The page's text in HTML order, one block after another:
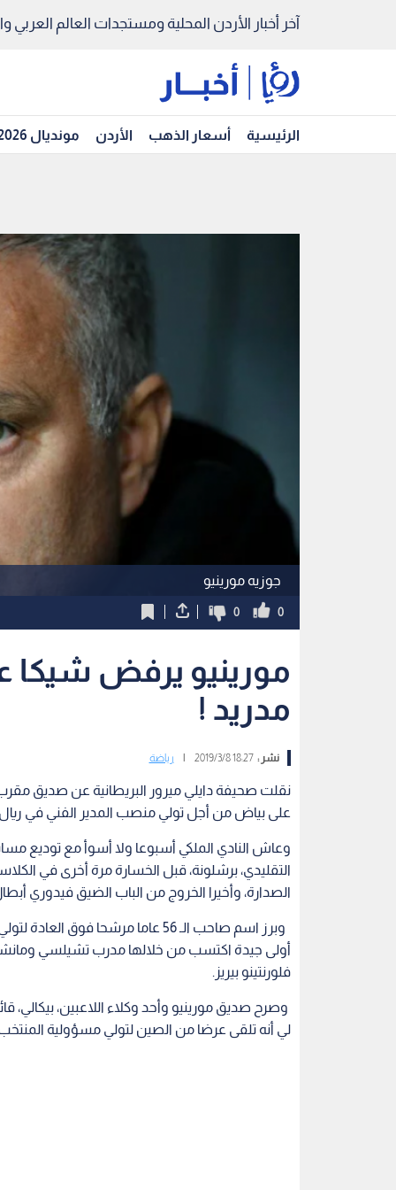
آخر أخبار الأردن المحلية ومستجدات العالم العربي
الرئيسية أسعار الذهب الأردن مونديال 2026
جوزيه مورينيو
0
0
مورينيو يرفض شيكا
مدريد !
نشر :18:27 2019/3/8 رياضة
نقلت صحيفة دايلي ميرور البريطانية عن صديق مقرب
على بياض من أجل تولي منصب المدير الفني في ريال
وعاش النادي الملكي أسبوعا ولا أسوأ مع توديع
التقليدي، برشلونة، قبل الخسارة مرة أخرى في
الصدارة، وأخيرا الخروج من الباب الضيق فيدوري
وبرز اسم صاحب الـ 56 عاما مرشحا
أولى جيدة اكتسب من خلالها مدرب تشيلسي
فلورنتينو بيريز.
وصرح صديق مورينيو وأحد وكلاء اللاعبين، بيكالي،
لي أنه تلقى عرضا من الصين لتولي مسؤولية